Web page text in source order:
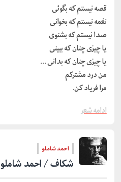
قصه نیستم که بگوئی
نغمه نیستم که بخوانی
صدا نیستم که بشنوی
یا چیزی چنان که ببینی
یا چیزی چنان که بدانی …
من درد مشترکم
مرا فریاد کن.
ادامه شعر
احمد شاملو
شکاف / احمد شاملو